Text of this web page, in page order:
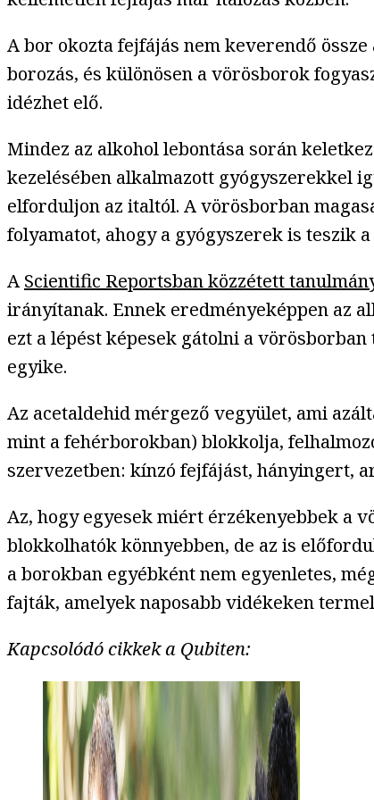
A bor okozta fejfájás nem keverendő össze
borozás, és különösen a vörösborok
idézhet elő.
Mindez az alkohol lebontása során
kezelésében alkalmazott gyógyszerekkel
elforduljon az italtól. A vörösborban
folyamatot, ahogy a gyógyszerek is teszik
AScientific Reportsban közzétett
irányítanak. Ennek eredményeképpen az
ezt a lépést képesek gátolni a
egyike.
Az acetaldehid mérgező vegyület, ami
mint a fehérborokban) blokkolja,
szervezetben: kínzó fejfájást, hányingert,
Az, hogy egyesek miért érzékenyebbek a
blokkolhatók könnyebben, de az is
a borokban egyébként nem egyenletes,
fajták, amelyek naposabb vidékeken
Kapcsolódó cikkek a Qubiten: